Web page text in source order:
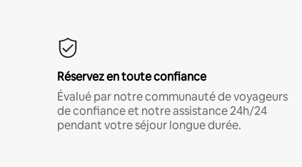
Réservez en toute confiance
Évalué par notre communauté de voyageurs
de confiance et notre assistance 24h/24
pendant votre séjour longue durée.